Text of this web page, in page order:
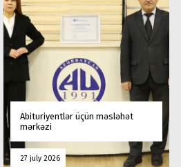
Abituriyentlər üçün məsləhət
mərkəzi
27 july 2026